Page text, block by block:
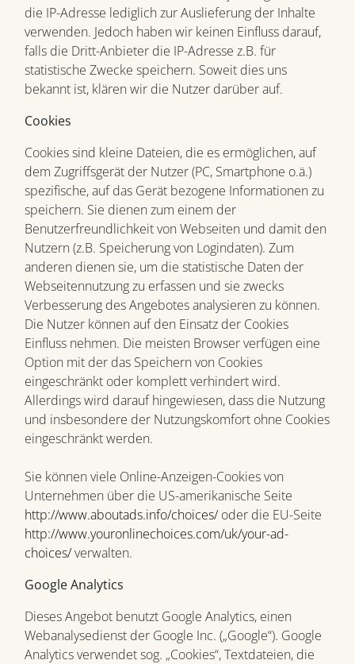
die IP-Adresse lediglich zur Auslieferung der Inhalte
verwenden. Jedoch haben wir keinen Einfluss darauf,
falls die Dritt-Anbieter die IP-Adresse z.B. für
statistische Zwecke speichern. Soweit dies uns
bekannt ist, klären wir die Nutzer darüber auf.
Cookies
Cookies sind kleine Dateien, die es ermöglichen, auf
dem Zugriffsgerät der Nutzer (PC, Smartphone o.ä.)
spezifische, auf das Gerät bezogene Informationen zu
speichern. Sie dienen zum einem der
Benutzerfreundlichkeit von Webseiten und damit den
Nutzern (z.B. Speicherung von Logindaten). Zum
anderen dienen sie, um die statistische Daten der
Webseitennutzung zu erfassen und sie zwecks
Verbesserung des Angebotes analysieren zu können.
Die Nutzer können auf den Einsatz der Cookies
Einfluss nehmen. Die meisten Browser verfügen eine
Option mit der das Speichern von Cookies
eingeschränkt oder komplett verhindert wird.
Allerdings wird darauf hingewiesen, dass die Nutzung
und insbesondere der Nutzungskomfort ohne Cookies
eingeschränkt werden.
Sie können viele Online-Anzeigen-Cookies von
Unternehmen über die US-amerikanische Seite
http://www.aboutads.info/choices/oder die EU-Seite
http://www.youronlinechoices.com/uk/your-ad-
choices/verwalten.
Google Analytics
Dieses Angebot benutzt Google Analytics, einen
Webanalysedienst der Google Inc. („Google“). Google
Analytics verwendet sog. „Cookies“, Textdateien, die